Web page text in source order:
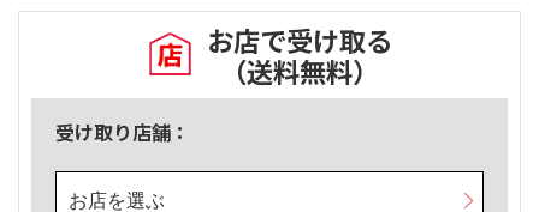
お店で受け取る
（送料無料）
受け取り店舗：
お店を選ぶ